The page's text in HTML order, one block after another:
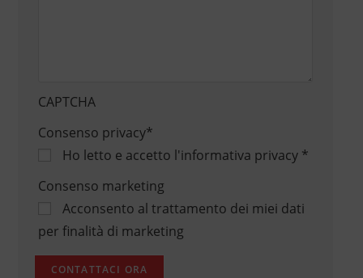
CAPTCHA
Consenso privacy*
Ho letto e accetto l'informativa privacy*
Consenso marketing
Acconsento al trattamento dei miei dati
per finalità di marketing